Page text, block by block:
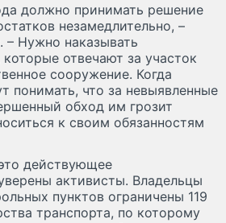
должно принимать решение
незамедлительно, –
– Нужно наказывать
отвечают за участок
сооружение. Когда
понимать, что за невыявленные
обход им грозит
к своим обязанностям
действующее
активисты. Владельцы
пунктов ограничены 119
транспорта, по которому